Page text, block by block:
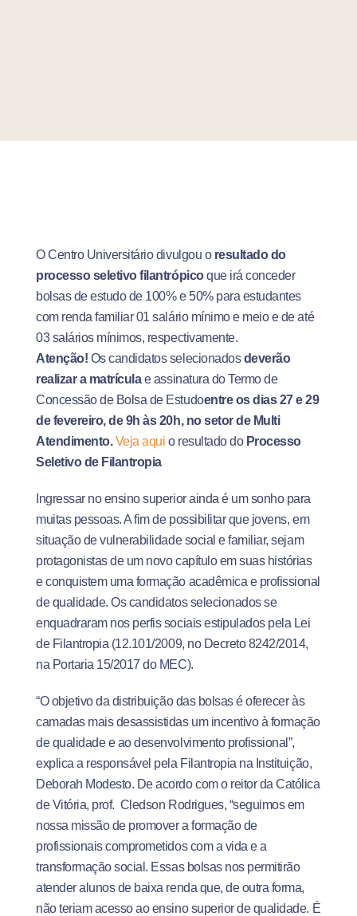
O Centro Universitário divulgou o resultado do
processo seletivo filantrópicoque irá conceder
bolsas de estudo de 100% e 50% para estudantes
com renda familiar 01 salário mínimo e meio e de até
03 salários mínimos, respectivamente.
Atenção! Os candidatos selecionadosdeverão
realizar a matrículae assinatura do Termo de
Concessão de Bolsa de Estudoentre os dias 27 e 29
de fevereiro, de 9h às 20h, no setor de Multi
Atendimento.Veja aqui o resultado do Processo
Seletivo de Filantropia
Ingressar no ensino superior ainda é um sonho para
muitas pessoas. A fim de possibilitar que jovens, em
situação de vulnerabilidade social e familiar, sejam
protagonistas de um novo capítulo em suas histórias
e conquistem uma formação acadêmica e profissional
de qualidade. Os candidatos selecionados se
enquadraram nos perfis sociais estipulados pela Lei
de Filantropia (12.101/2009, no Decreto 8242/2014,
na Portaria 15/2017 do MEC).
“O objetivo da distribuição das bolsas é oferecer às
camadas mais desassistidas um incentivo à formação
de qualidade e ao desenvolvimento profissional”,
explica a responsável pela Filantropia na Instituição,
Deborah Modesto. De acordo com o reitor da Católica
de Vitória, prof. Cledson Rodrigues, “seguimos em
nossa missão de promover a formação de
profissionais comprometidos com a vida e a
transformação social. Essas bolsas nos permitirão
atender alunos de baixa renda que, de outra forma,
não teriam acesso ao ensino superior de qualidade. É